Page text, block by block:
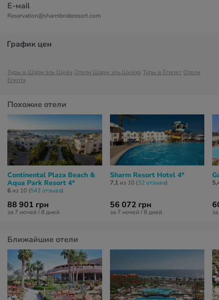
Е-маil
Reservation@sharmbrideresort.com
График цен
Туры в Шарм эль Шейх Отели Шарм эль Шейха Туры в Египет Отели
Египта
Похожие отели
Continental Plaza Beach &
Aqua Park Resort 4*
6 из 10 (543 отзывa)
88 901 грн
за 7 ночей / 8 дней
Sharm Resort Hotel 4*
7,1из 10 (32 отзывa)
56 072 грн
за 7 ночей / 8 дней
Ближайшие отели